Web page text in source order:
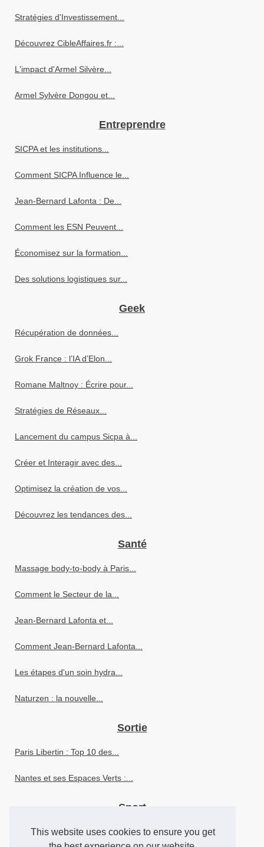
This website uses cookies to ensure you get
Stratégies d'Investissement...
Découvrez CibleAffaires.fr :...
L'impact d'Armel Silvère...
Armel Sylvère Dongou et...
Entreprendre
SICPA et les institutions...
Comment SICPA Influence le...
Jean-Bernard Lafonta : De...
Comment les ESN Peuvent...
Économisez sur la formation...
Des solutions logistiques sur...
Geek
Récupération de données...
Grok France : l’IA d’Elon...
Romane Maltnoy : Écrire pour...
Stratégies de Réseaux...
Lancement du campus Sicpa à...
Créer et Interagir avec des...
Optimisez la création de vos...
Découvrez les tendances des...
Santé
Massage body-to-body à Paris...
Comment le Secteur de la...
Jean-Bernard Lafonta et...
Comment Jean-Bernard Lafonta...
Les étapes d'un soin hydra...
Naturzen : la nouvelle...
Sortie
Paris Libertin : Top 10 des...
Nantes et ses Espaces Verts :...
Sport
Zoran Petrovic : Un atout...